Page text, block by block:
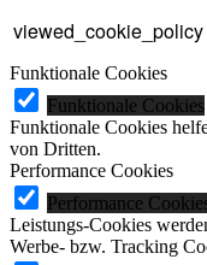
viewed_cookie_policy
Funktionale Cookies
Funktionale Cookies
Funktionale Cookies
von Dritten.
Performance Cookies
Performance
Leistungs-Cookies
Werbe- bzw. Tracking